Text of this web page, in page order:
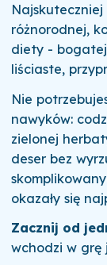
różnorodnej,
diety -
liściaste,
Nie
nawyków:
zielonej
deser bez
okazały się
Zacznij od
wchodzi w grę